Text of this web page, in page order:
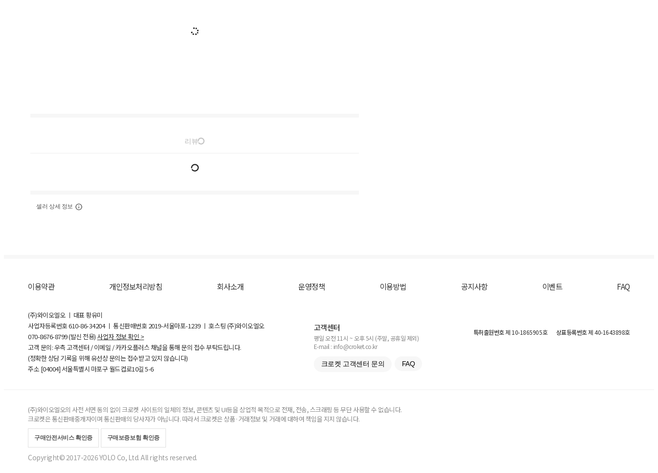
리뷰
셀러 상세 정보
이용약관 개인정보처리방침 회사소개 운영정책 이용방법 공지사항 이벤트 FAQ
(주)와이오엘오 ㅣ 대표 황유미
사업자등록번호610-86-34204ㅣ 통신판매번호 2019-서울마포-1239 ㅣ 호스팅 (주)와이오엘오
070-8676-8799 (발신 전용) 사업자 정보 확인 >
고객 문의: 우측 고객센터 / 이메일 / 카카오플러스 채널을 통해 문의 접수 부탁드립니다.
(정확한 상담 기록을 위해 유선상 문의는 접수받고 있지 않습니다)
주소 [04004] 서울특별시 마포구 월드컵로10길5-6
고객센터
평일 오전 11시 ~ 오후 5시 (주말, 공휴일 제외)
E-mail : info@croket.co.kr
크로켓 고객센터 문의 FAQ
특허출원번호제 10-1865905호 상표등록번호제 40-1643898호
(주)와이오엘오의 사전 서면 동의 없이 크로켓 사이트의 일체의 정보, 콘텐츠 및 UI등을 상업적 목적으로 전재, 전송, 스크래핑 등 무단 사용할 수 없습니다.
크로켓은 통신판매중개자이며 통신판매의 당사자가 아닙니다. 따라서 크로켓은 상품·거래정보 및 거래에 대하여 책임을 지지 않습니다.
구매안전서비스 확인증 구매보증보험 확인증
Copyright© 2017-2026 YOLO Co, Ltd. All rights reserved.